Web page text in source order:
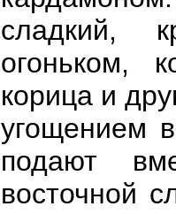
сладкий,
огоньком,
корица и
угощением
подают
восточной